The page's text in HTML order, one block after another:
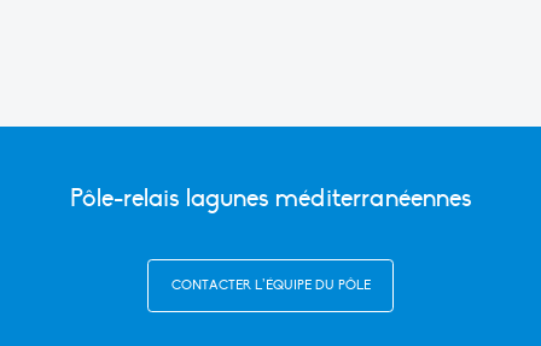
Pôle-relais lagunes méditerranéennes
CONTACTER L’ÉQUIPE DU PÔLE